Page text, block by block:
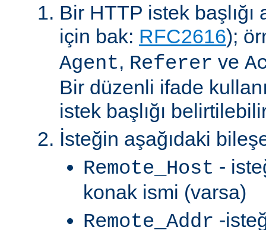
Bir HTTP istek başlığı
için bak: RFC2616);
Agent, Referer ve
Bir düzenli ifade
istek başlığı
İsteğin aşağıdaki
Remote_Host -
konak ismi (varsa)
Remote_Addr -